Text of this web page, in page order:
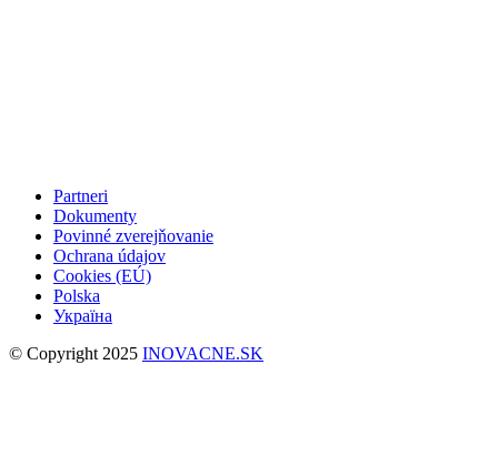
Partneri
Dokumenty
Povinné zverejňovanie
Ochrana údajov
Cookies (EÚ)
Polska
Україна
© Copyright 2025 INOVACNE.SK